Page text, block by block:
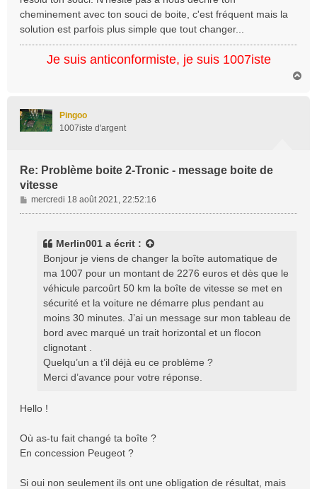
g
e
cheminement avec ton souci de boite, c'est fréquent mais la
solution est parfois plus simple que tout changer...
Je suis anticonformiste, je suis 1007iste
Pingoo
1007iste d'argent
Re: Problème boite 2-Tronic - message boite de
vitesse
M
e
mercredi 18 août 2021, 22:52:16
Merlin001 a écrit :
Bonjour je viens de changer la boîte automatique de
ma 1007 pour un montant de 2276 euros et dès que le
véhicule parcoûrt 50 km la boîte de vitesse se met en
sécurité et la voiture ne démarre plus pendant au
moins 30 minutes. J’ai un message sur mon tableau de
bord avec marqué un trait horizontal et un flocon
clignotant .
Quelqu’un a t’il déjà eu ce problème ?
Merci d’avance pour votre réponse.
Hello !
Où as-tu fait changé ta boîte ?
En concession Peugeot ?
Si oui non seulement ils ont une obligation de résultat, mais